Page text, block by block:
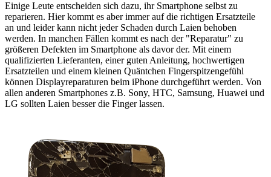
Einige Leute entscheiden sich dazu, ihr Smartphone selbst zu
reparieren. Hier kommt es aber immer auf die richtigen Ersatzteile
an und leider kann nicht jeder Schaden durch Laien behoben
werden. In manchen Fällen kommt es nach der "Reparatur" zu
größeren Defekten im Smartphone als davor der. Mit einem
qualifizierten Lieferanten, einer guten Anleitung, hochwertigen
Ersatzteilen und einem kleinen Quäntchen Fingerspitzengefühl
können Displayreparaturen beim iPhone durchgeführt werden. Von
allen anderen Smartphones z.B. Sony, HTC, Samsung, Huawei und
LG sollten Laien besser die Finger lassen.